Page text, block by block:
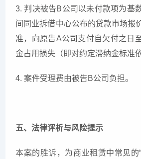
3. 判决被告B公司以未付款项为基
间同业拆借中心公布的贷款市场报
准，向原告A公司支付自欠付之日
金占用损失（即对约定滞纳金标准
4. 案件受理费由被告B公司负担。
五、法律评析与风险提示
本案的胜诉，为商业租赁中常见的